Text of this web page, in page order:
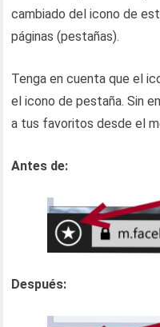
cambiado del icono de
páginas (pestañas).
Tenga en cuenta que el
el icono de pestaña. Sin
a tus favoritos desde el
Antes de:
Después: